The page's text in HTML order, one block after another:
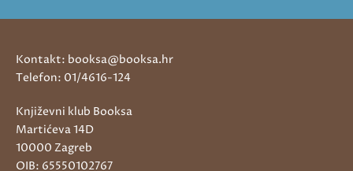
Kontakt: booksa@booksa.hr
Telefon: 01/4616-124
Književni klub Booksa
Martićeva 14D
10000 Zagreb
OIB: 65550102767